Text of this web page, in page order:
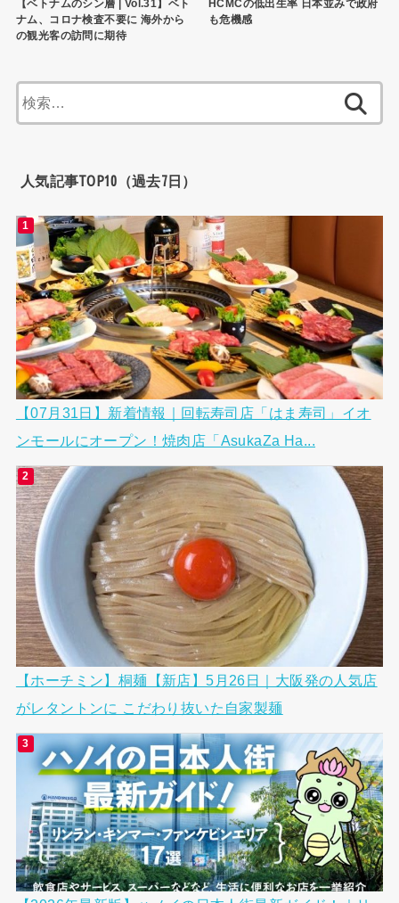
【ベトナムのシン層 | Vol.31】ベト
ナム、コロナ検査不要に 海外から
の観光客の訪問に期待
HCMCの低出生率 日本並みで政府
も危機感
索:
人気記事TOP10（過去7日）
【07月31日】新着情報｜回転寿司店「はま寿司」イオ
ンモールにオープン！焼肉店「AsukaZa Ha...
【ホーチミン】桐麺【新店】5月26日｜大阪発の人気店
がレタントンに こだわり抜いた自家製麺